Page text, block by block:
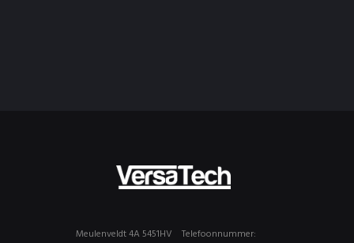
Telefoonnummer:
Meulenveldt 4A 5451HV